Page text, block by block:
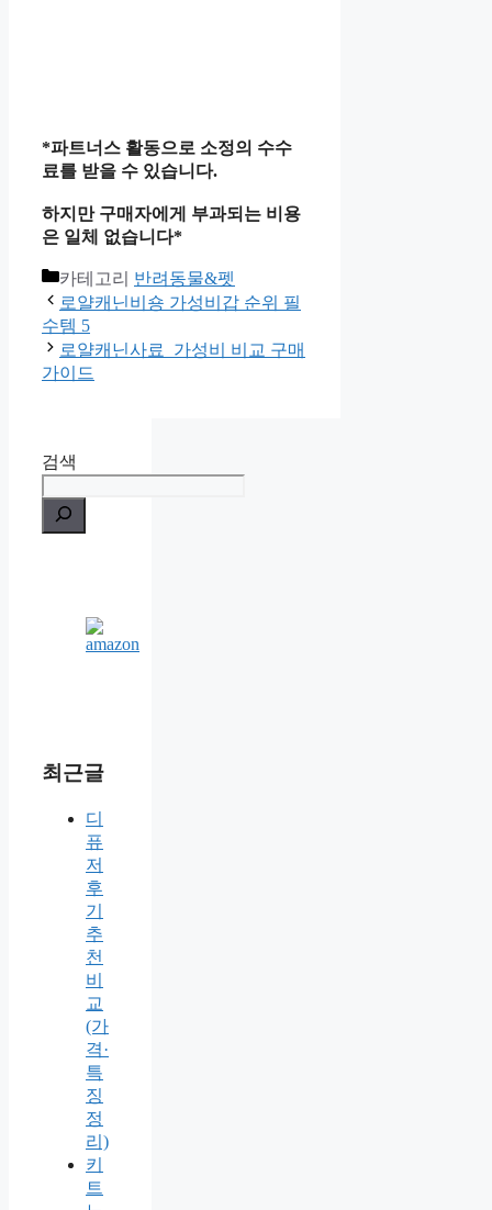
*파트너스 활동으로 소정의 수수
료를 받을 수 있습니다.
하지만 구매자에게 부과되는 비용
은 일체 없습니다*
카테고리 반려동물&펫
로얄캐닌비숑 가성비갑 순위 필
수템 5
로얄캐닌사료 가성비 비교 구매
가이드
검색
최근글
디
퓨
저
후
기
추
천
비
교
(가
격·
특
징
정
리)
키
트